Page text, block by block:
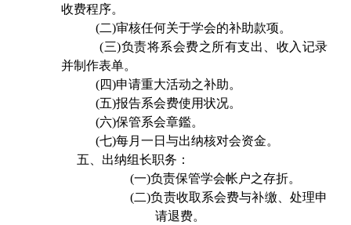
收费程序。
(二)审核任何关于学会的补助款项。
(三)负责将系会费之所有支出、收入记录
并制作表单。
(四)申请重大活动之补助。
(五)报告系会费使用状况。
(六)保管系会章鑑。
(七)每月一日与出纳核对会资金。
五、出纳组长职务：
(一)负责保管学会帐户之存折。
(二)负责收取系会费与补缴、处理申
请退费。